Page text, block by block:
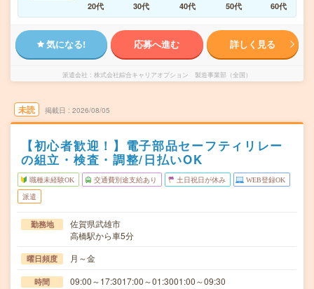
20代
30代 40代 50代 60代
気になる! 応募へ進む 詳しく見る
派遣会社 株式会社綜合キャリアオプション 製造事業部（全国）
未読 掲載日 2026/08/05
【初心者歓迎！】電子部品セーフティリレー
の組立・検査・調整/日払いOK
職種未経験OK 交通費別途支給あり 土日祝日が休み WEB登録OK
派遣
勤務地
佐賀県武雄市
高橋駅から車5分
曜日頻度 月～金
時間 09:00～17:3017:00～01:3001:00～09:30